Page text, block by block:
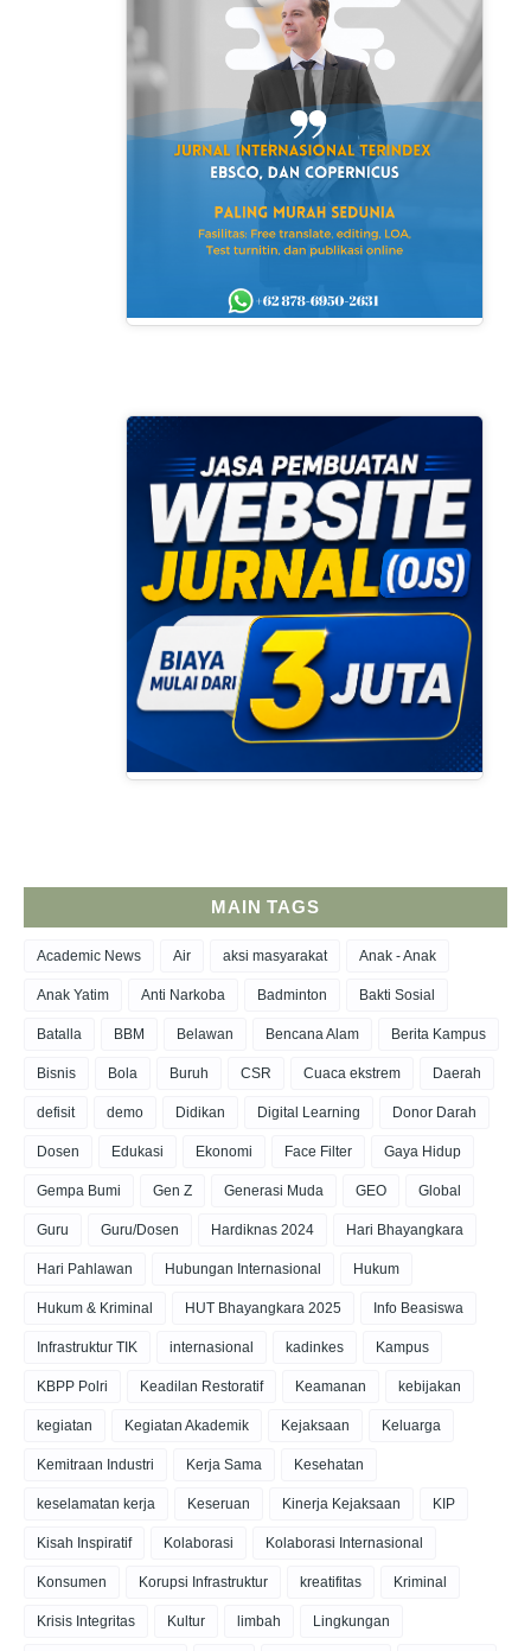
MAIN TAGS
Academic News Air aksi masyarakat Anak - Anak
Anak Yatim Anti Narkoba Badminton Bakti Sosial
Batalla BBM Belawan Bencana Alam Berita Kampus
Bisnis Bola Buruh CSR Cuaca ekstrem Daerah
defisit demo Didikan Digital Learning Donor Darah
Dosen Edukasi Ekonomi Face Filter Gaya Hidup
Gempa Bumi Gen Z Generasi Muda GEO Global
Guru Guru/Dosen Hardiknas 2024 Hari Bhayangkara
Hari Pahlawan Hubungan Internasional Hukum
Hukum & Kriminal HUT Bhayangkara 2025 Info Beasiswa
Infrastruktur TIK internasional kadinkes Kampus
KBPP Polri Keadilan Restoratif Keamanan kebijakan
kegiatan Kegiatan Akademik Kejaksaan Keluarga
Kemitraan Industri Kerja Sama Kesehatan
keselamatan kerja Keseruan Kinerja Kejaksaan KIP
Kisah Inspiratif Kolaborasi Kolaborasi Internasional
Konsumen Korupsi Infrastruktur kreatifitas Kriminal
Krisis Integritas Kultur limbah Lingkungan